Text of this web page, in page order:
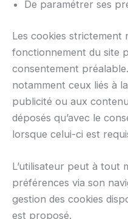
De paramétrer ses
Les cookies strictement
fonctionnement du site
consentement
notamment ceux liés à
publicité ou aux
déposés qu’avec le
lorsque celui-ci est
L’utilisateur peut à tout
préférences via son
gestion des cookies
est proposé.